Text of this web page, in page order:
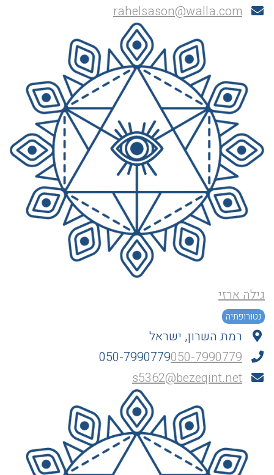
rahelsason@walla.com
גילה ארזי
נטורופתיה
רמת השרון, ישראל
050-7990779050-7990779
s5362@bezeqint.net